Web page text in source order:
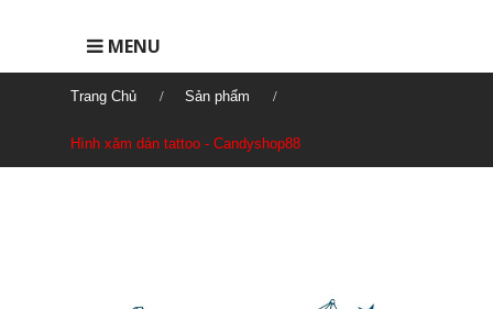
MENU
Trang Chủ Sản phẩm
Hình xăm dán tattoo - Candyshop88